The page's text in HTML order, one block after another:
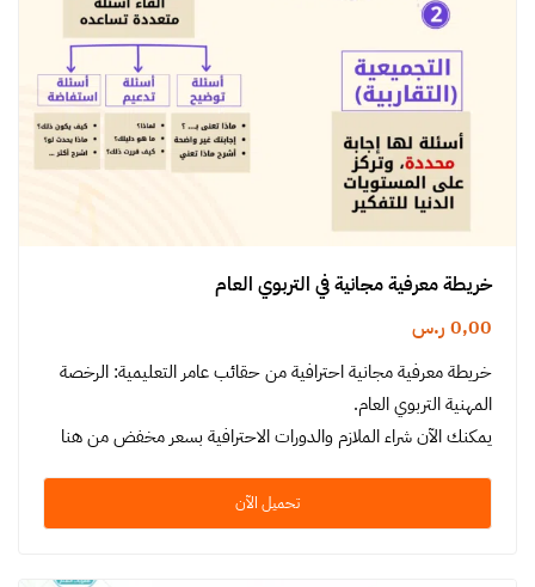
خريطة معرفية مجانية في التربوي العام
0,00 ر.س
خريطة معرفية مجانية احترافية من حقائب عامر التعليمية: الرخصة
المهنية التربوي العام.
يمكنك الآن شراء الملازم والدورات الاحترافية بسعر مخفض من هنا
تحميل الآن